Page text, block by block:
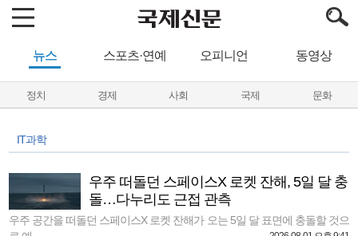
뉴스 스포츠·연예 오피니언 동영상
정치 경제 사회 국제 문화
IT과학
우주 떠돌던 스페이스X 로켓 잔해, 5일 달 충
돌…다누리도 근접 관측
우주 공간을 떠돌던 스페이스X 로켓 잔해가 오는 5일 달 표면에 충돌할 것으